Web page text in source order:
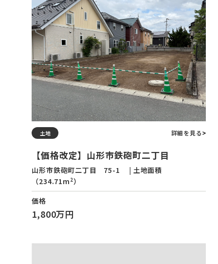
土地 詳細を見る
【価格改定】山形市鉄砲町二丁目
山形市鉄砲町二丁目 75-1 | 土地面積
（234.71m 2）
価格
1,800万円